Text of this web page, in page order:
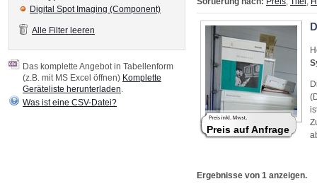
Preis auf Anfrage
Ergebnisse von 1 anzeigen.
Digital Spot Imaging (Component)
Alle Filter leeren
Das komplette Angebot in Tabellenform
(z.B. mit MS Excel öffnen) Komplette
Geräteliste herunterladen
Was ist eine CSV-Datei?